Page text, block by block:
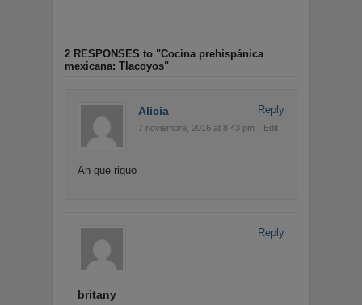
2 RESPONSES to "Cocina prehispánica
mexicana: Tlacoyos"
Alicia
7 noviembre, 2016 at 8:43 pm · Edit
An que riquo
Reply
britany
Reply